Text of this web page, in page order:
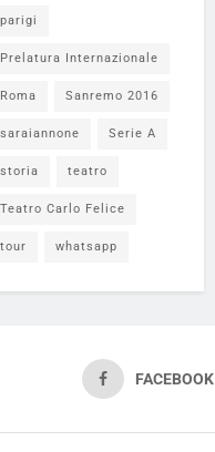
parigi
Prelatura Internazionale
Roma Sanremo 2016
saraiannone Serie A
storia teatro
Teatro Carlo Felice
tour whatsapp
FACEBOOK